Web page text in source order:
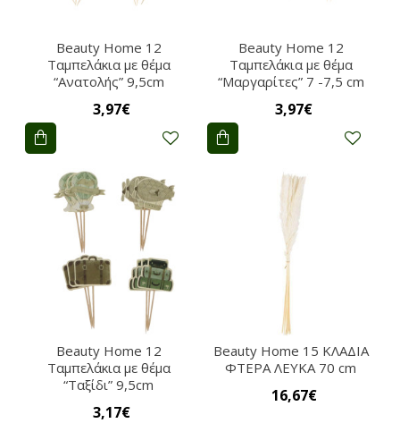
Beauty Home 12
Ταμπελάκια με θέμα
“Ανατολής” 9,5cm
3,97€
Beauty Home 12
Ταμπελάκια με θέμα
“Μαργαρίτες” 7 -7,5 cm
3,97€
Beauty Home 12
Ταμπελάκια με θέμα
“Ταξίδι” 9,5cm
3,17€
Beauty Home 15 ΚΛΑΔΙΑ
ΦΤΕΡΑ ΛΕΥΚΑ 70 cm
16,67€